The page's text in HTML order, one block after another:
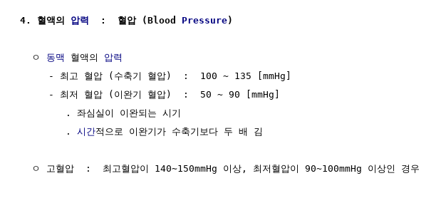
4. 혈액의 압력
  :  혈압 (Blood
Pressure)
  ㅇ
동맥 혈액의 압력
     - 최고 혈압 (수축기 혈압)  :  100 ~ 135 [mmHg]
     - 최저 혈압 (이완기 혈압)  :  50 ~ 90 [mmHg]
        . 좌심실이 이완되는 시기
        .
시간적으로 이완기가 수축기보다 두 배 김
  ㅇ 고혈압  :  최고혈압이 140∼150mmHg 이상, 최저혈압이 90~100mmHg 이상인 경우